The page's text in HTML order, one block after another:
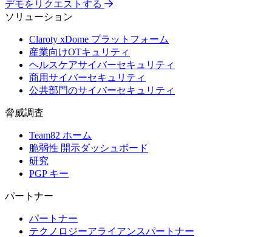
デモをリクエストする
ソリューション
Claroty xDome プラットフォーム
産業向けOTキュリティ
ヘルスケアサイバーセキュリティ
商用サイバーセキュリティ
公共部門のサイバーセキュリティ
脅威調査
Team82 ホーム
脆弱性 開示ダッシュボード
研究
PGP キー
パートナー
パートナー
テクノロジーアライアンスパートナー